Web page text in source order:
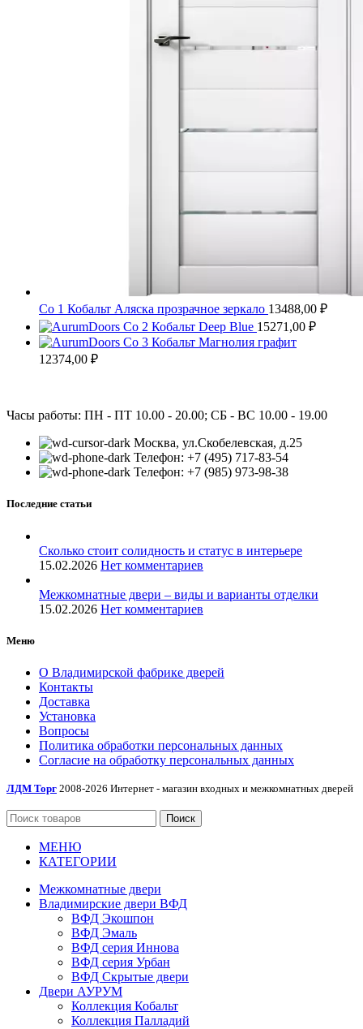
Co 1 Кобальт Аляска прозрачное зеркало 13488,00 ₽
Co 2 Кобальт Deep Blue 15271,00 ₽
Co 3 Кобальт Магнолия графит
12374,00 ₽
Часы работы: ПН - ПТ 10.00 - 20.00; СБ - ВС 10.00 - 19.00
Москва, ул.Скобелевская, д.25
Телефон: +7 (495) 717-83-54
Телефон: +7 (985) 973-98-38
Последние статьи
Сколько стоит солидность и статус в интерьере
15.02.2026 Нет комментариев
Межкомнатные двери – виды и варианты отделки
15.02.2026 Нет комментариев
Меню
О Владимирской фабрике дверей
Контакты
Доставка
Установка
Вопросы
Политика обработки персональных данных
Согласие на обработку персональных данных
ЛДМ Торг 2008-2026 Интернет - магазин входных и межкомнатных дверей
Поиск
МЕНЮ
КАТЕГОРИИ
Межкомнатные двери
Владимирские двери ВФД
ВФД Экошпон
ВФД Эмаль
ВФД серия Иннова
ВФД серия Урбан
ВФД Скрытые двери
Двери АУРУМ
Коллекция Кобальт
Коллекция Палладий